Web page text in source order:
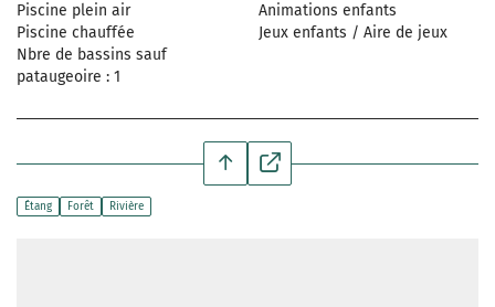
Piscine plein air
Piscine chauffée
Nbre de bassins sauf
pataugeoire : 1
Animations enfants
Jeux enfants / Aire de jeux
Étang Forêt Rivière